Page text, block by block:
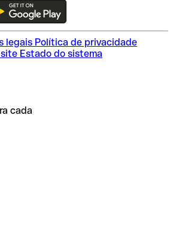
legais Política de privacidade
Estado do sistema
cada